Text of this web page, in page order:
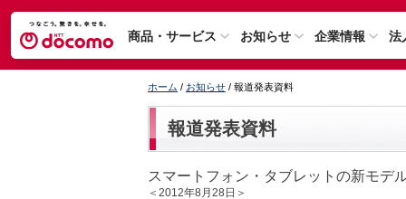
商品・サービス お知らせ 企業情報 法
ホーム / お知らせ / 報道発表資料
報道発表資料
スマートフォン・タブレットの新モデ
＜2012年8月28日＞